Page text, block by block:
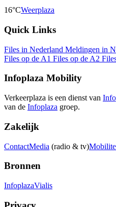
16°CWeerplaza
Quick Links
Files in Nederland Meldingen in
Files op de A1 Files op de A2
Infoplaza Mobility
Verkeerplaza is een dienst van
van de Infoplaza groep.
Zakelijk
ContactMedia (radio & tv)
Bronnen
InfoplazaVialis